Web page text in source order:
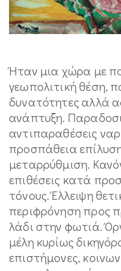
Ήταν μια χώρα με
γεωπολιτική θέση,
δυνατότητες αλλά
ανάπτυξη.
αντιπαραθέσεις
προσπάθεια
μεταρρύθμιση.
επιθέσεις κατά
τόνους. Έλλειψη
περιφρόνηση προς
λάδι στην φωτιά.
μέλη κυρίως
επιστήμονες,